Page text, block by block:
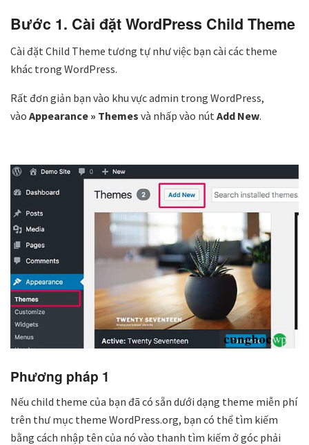
Bước 1. Cài đặt WordPress Child Theme
Cài đặt Child Theme tương tự như việc bạn cài các theme
khác trong WordPress.
Rất đơn giản bạn vào khu vực admin trong WordPress,
vào Appearance » Themes và nhấp vào nút Add New.
Phương pháp 1
Nếu child theme của bạn đã có sẵn dưới dạng theme miễn phí
trên thư mục theme WordPress.org, bạn có thể tìm kiếm
bằng cách nhập tên của nó vào thanh tìm kiếm ở góc phải